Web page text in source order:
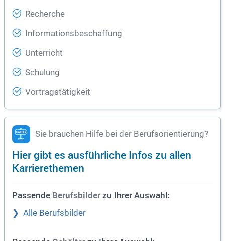
Recherche
Informationsbeschaffung
Unterricht
Schulung
Vortragstätigkeit
Sie brauchen Hilfe bei der Berufsorientierung?
Hier gibt es ausführliche Infos zu allen
Karrierethemen
Passende Berufsbilder zu Ihrer Auswahl:
Alle Berufsbilder